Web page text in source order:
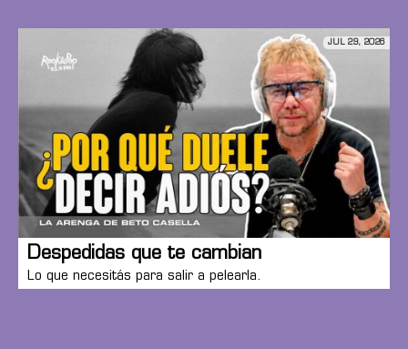
JUL 29, 2026
Despedidas que te cambian
Lo que necesitás para salir a pelearla.